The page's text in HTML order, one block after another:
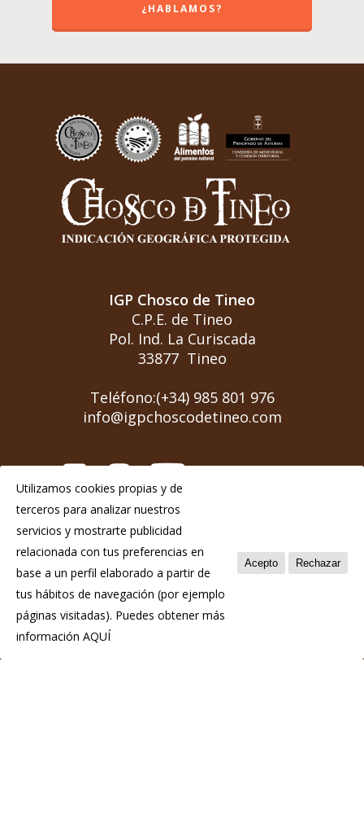
¿HABLAMOS?
IGP Chosco de Tineo
C.P.E. de Tineo
Pol. Ind. La Curiscada
33877 Tineo
Teléfono:(+34) 985 801 976
info@igpchoscodetineo.com
Aviso Legal
Política de privacidad
Política de cookies
Utilizamos cookies propias y de
terceros para analizar nuestros
servicios y mostrarte publicidad
relacionada con tus preferencias en
base a un perfil elaborado a partir de
tus hábitos de navegación (por ejemplo
páginas visitadas). Puedes obtener más
información AQUÍ
Acepto Rechazar